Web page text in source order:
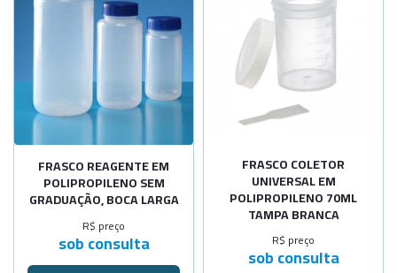
FRASCO REAGENTE EM
POLIPROPILENO SEM
GRADUAÇÃO, BOCA LARGA
R$ preço
sob consulta
FRASCO COLETOR
UNIVERSAL EM
POLIPROPILENO 70ML
TAMPA BRANCA
R$ preço
sob consulta